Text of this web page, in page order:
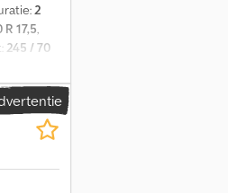
2
17,5,
245 / 70
t, 8